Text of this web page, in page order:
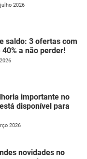
2026
saldo: 3 ofertas com
a não perder!
importante no
disponível para
2026
novidades no